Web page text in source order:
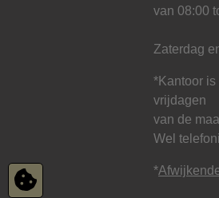
van 08:00
Zaterdag
*Kantoor is
vrijdagen
van de
Wel
*